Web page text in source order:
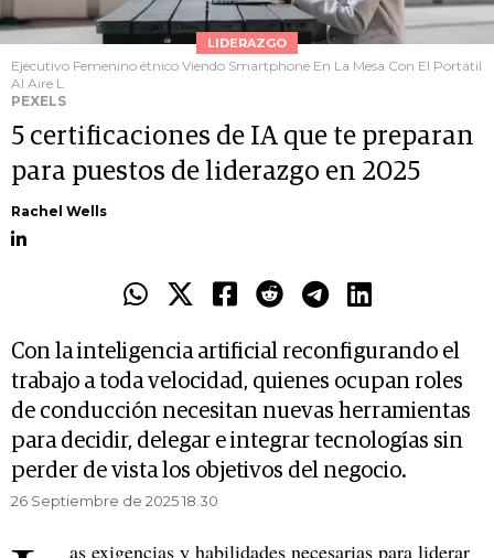
LIDERAZGO
Ejecutivo Femenino étnico Viendo Smartphone En La Mesa Con El Portátil
Al Aire L
PEXELS
5 certificaciones de IA que te preparan
para puestos de liderazgo en 2025
Rachel Wells
Con la inteligencia artificial reconfigurando el
trabajo a toda velocidad, quienes ocupan roles
de conducción necesitan nuevas herramientas
para decidir, delegar e integrar tecnologías sin
perder de vista los objetivos del negocio.
26 Septiembre de 2025 18.30
as exigencias y habilidades necesarias para liderar